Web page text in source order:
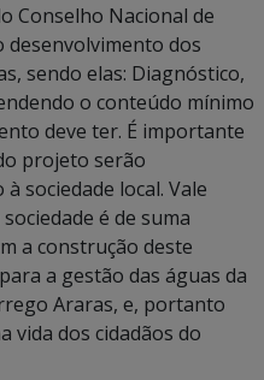
Conselho Nacional de
desenvolvimento dos
sendo elas: Diagnóstico,
o conteúdo mínimo
deve ter. É importante
projeto serão
sociedade local. Vale
é de suma
a construção deste
a gestão das águas da
Araras, e, portanto
vida dos cidadãos do